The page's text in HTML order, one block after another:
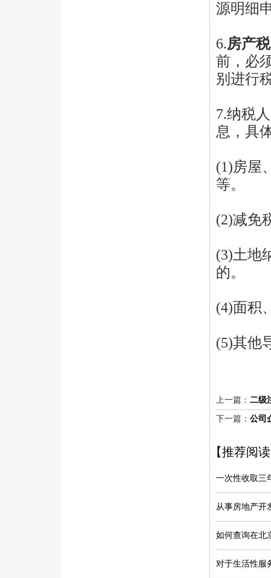
源明细
6.房产税
前，必
别进行
7.纳税
息，具
(1)房屋
等。
(2)减免
(3)土地
的。
(4)面积
(5)其他
上一篇： 二级
下一篇： 公司
【推荐阅
一次性收取三
从事房地产开
如何查询在北
对于生活性服